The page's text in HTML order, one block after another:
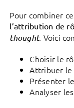
Pour combiner
l’attribution de
thought. Voici
Choisir le
Attribuer le
Présenter
Analyser